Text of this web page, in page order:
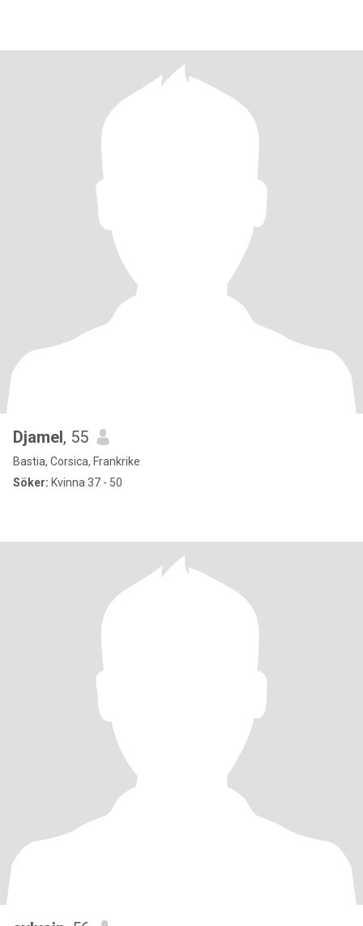
Djamel, 55
Bastia, Corsica, Frankrike
Söker: Kvinna 37 - 50